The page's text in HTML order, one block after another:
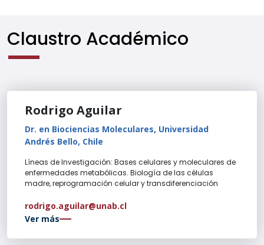
Claustro Académico
Rodrigo Aguilar
Dr. en Biociencias Moleculares, Universidad
Andrés Bello, Chile
Líneas de Investigación: Bases celulares y moleculares de
enfermedades metabólicas. Biología de las células
madre, reprogramación celular y transdiferenciación
rodrigo.aguilar@unab.cl
Ver más